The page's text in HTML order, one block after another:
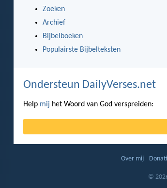
Zoeken
Archief
Bijbelboeken
Populairste Bijbelteksten
Ondersteun DailyVerses.net
Help mij het Woord van God verspreiden:
Over mij
©